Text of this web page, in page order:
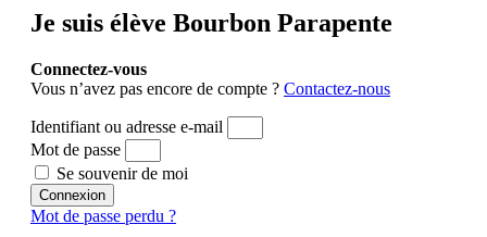
Je suis élève Bourbon Parapente
Connectez-vous
Vous n’avez pas encore de compte ? Contactez-nous
Identifiant ou adresse e-mail
Mot de passe
Se souvenir de moi
Connexion
Mot de passe perdu ?